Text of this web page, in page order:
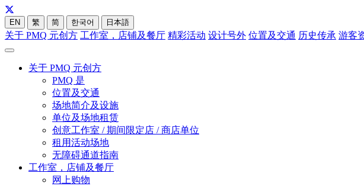
EN 繁 简 한국어 日本語
关于 PMQ 元创方 工作室，店铺及餐厅 精彩活动 设计号外 位置及交通 历史传承 游客
关于 PMQ 元创方
PMQ 是
位置及交通
场地简介及设施
单位及场地租赁
创意工作室 / 期间限定店 / 商店单位
租用活动场地
无障碍通道指南
工作室，店铺及餐厅
网上购物